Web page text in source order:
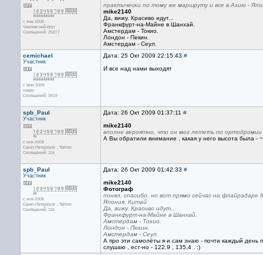
с янв 2006
Чкаловский-Круг
Сообщений: 25077
практически по тому же маршруту и все в Азию -
mike2140
Да, вижу. Красиво идут...
Франкфурт-на-Майне в Шанхай.
Амстердам - Токио.
Лондон - Пекин.
Амстердам - Сеул.
cemichael
Участник
с июн 2009
озеро
Сообщений: 3919
Дата: 25 Окт 2009 22:15:43 #
И все над нами выходят
spb_Paul
Участник
с ноя 2008
Санкт-Петербург , Tallinn
Сообщений: 116
Дата: 26 Окт 2009 01:37:11 #
mike2140
вполне вероятно, что он мог лететь по
А Вы обратили внимание , какая у него высота была -
spb_Paul
Участник
с ноя 2008
Санкт-Петербург , Tallinn
Сообщений: 116
Дата: 26 Окт 2009 01:42:33 #
mike2140
Фотограф
понял, спасибо, но вот прямо сейчас на
Япония, Китай
Да, вижу. Красиво идут...
Франкфурт-на-Майне в Шанхай.
Амстердам - Токио.
Лондон - Пекин.
Амстердам - Сеул
А про эти самолёты я и сам знаю - почти каждый
слушаю , ест-но - 122.9 , 135,4 . :)